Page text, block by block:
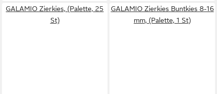
GALAMIO Zierkies, (Palette, 25
St)
GALAMIO Zierkies Buntkies 8-16
mm, (Palette, 1 St)